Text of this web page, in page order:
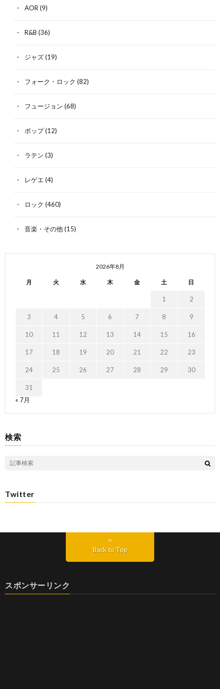
AOR (9)
R&B (36)
ジャズ(19)
フォーク・ロック (82)
フュージョン (68)
ポップ(12)
ラテン (3)
レゲエ (4)
ロック (460)
音楽・その他(15)
2026年8月
月 火 水 木 金 土 日
1 2
3 4 5 6 7 8 9
10 11 12 13 14 15 16
17 18 19 20 21 22 23
24 25 26 27 28 29 30
31
« 7月
検索
Twitter
Back to Top
スポンサーリンク